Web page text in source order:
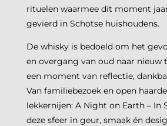
rituelen waarmee dit moment
gevierd in Schotse huishoudens.
De whisky is bedoeld om het
en overgang van oud naar nieuw
een moment van reflectie,
Van familiebezoek en open
lekkernijen: A Night on Earth – In
deze sfeer in geur, smaak én